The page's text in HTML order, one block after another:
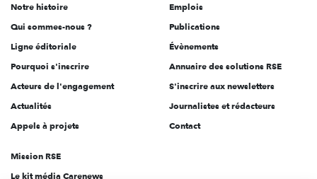
l'engagement
Notre histoire
Qui sommes-nous ?
Ligne éditoriale
Pourquoi s'inscrire
Acteurs de l'engagement
Actualités
Appels à projets
Emplois
Publications
Évènements
Annuaire des solutions RSE
S'inscrire aux newsletters
Journalistes et rédacteurs
Contact
Mission RSE
Le kit média Carenews